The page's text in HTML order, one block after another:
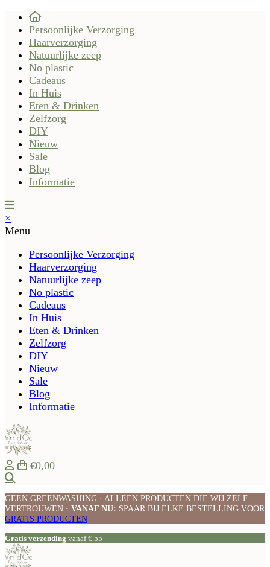
Persoonlijke Verzorging
Haarverzorging
Natuurlijke zeep
No plastic
Cadeaus
In Huis
Eten & Drinken
Zelfzorg
DIY
Nieuw
Sale
Blog
Informatie
×
Menu
Persoonlijke Verzorging
Haarverzorging
Natuurlijke zeep
No plastic
Cadeaus
In Huis
Eten & Drinken
Zelfzorg
DIY
Nieuw
Sale
Blog
Informatie
€0,00
GEEN GREENWASHING · ALLEEN PRODUCTEN DIE WIJ ZELF
VERTROUWEN · VANAF NU: SPAAR BIJ ELKE BESTELLING VOOR
GRATIS PRODUCTEN
Gratis verzending vanaf € 55